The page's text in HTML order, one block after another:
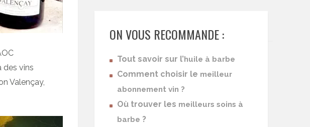
des vins
Valençay,
ON VOUS RECOMMANDE :
Tout savoir sur l’ huile à barbe
Comment choisir le meilleur
abonnement vin ?
Où trouver les meilleurs soins à
barbe ?